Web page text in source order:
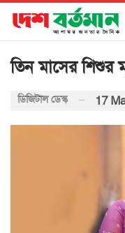
তিন মাসের শিশুর
ডিজিটাল ডেস্ক 17